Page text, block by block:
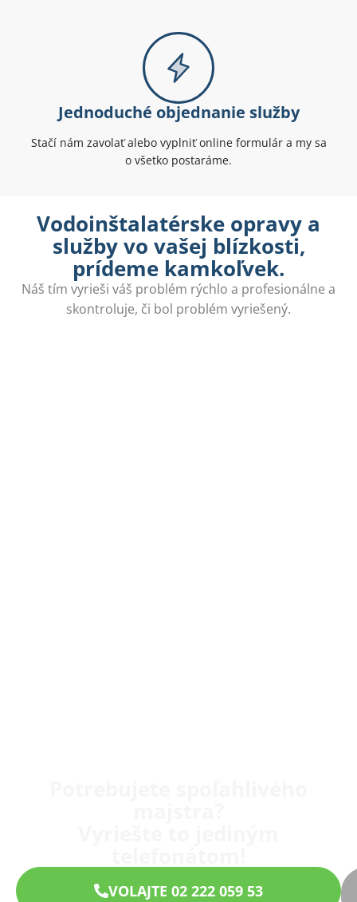
Jednoduché objednanie služby
Stačí nám zavolať alebo vyplniť online formulár a my sa
o všetko postaráme.
Vodoinštalatérske opravy a
služby vo vašej blízkosti,
prídeme kamkoľvek.
Náš tím vyrieši váš problém rýchlo a profesionálne a
skontroluje, či bol problém vyriešený.
VOLAJTE 02 222 059 53